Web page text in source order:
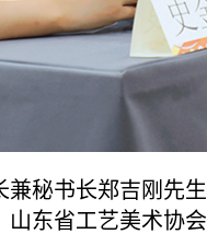
兼秘书长郑吉刚先
东省工艺美术协